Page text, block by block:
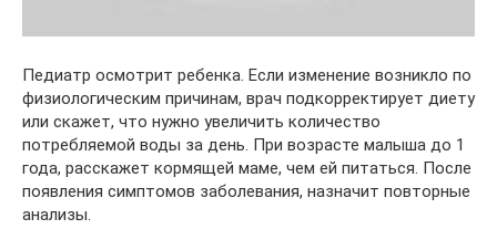
Педиатр осмотрит ребенка. Если изменение возникло по
физиологическим причинам, врач подкорректирует диету
или скажет, что нужно увеличить количество
потребляемой воды за день. При возрасте малыша до 1
года, расскажет кормящей маме, чем ей питаться. После
появления симптомов заболевания, назначит повторные
анализы.